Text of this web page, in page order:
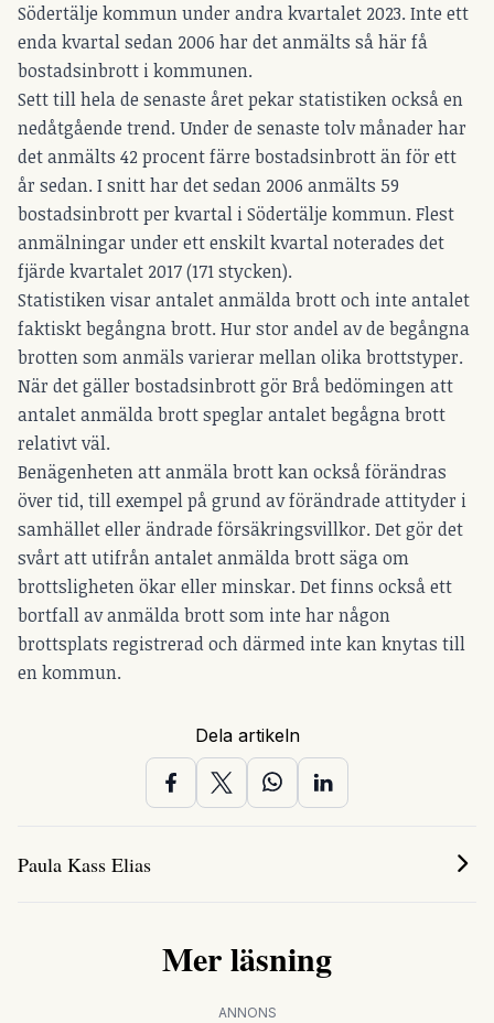
Södertälje kommun under andra kvartalet 2023. Inte ett
enda kvartal sedan 2006 har det anmälts så här få
bostadsinbrott i kommunen.
Sett till hela de senaste året pekar statistiken också en
nedåtgående trend. Under de senaste tolv månader har
det anmälts 42 procent färre bostadsinbrott än för ett
år sedan. I snitt har det sedan 2006 anmälts 59
bostadsinbrott per kvartal i Södertälje kommun. Flest
anmälningar under ett enskilt kvartal noterades det
fjärde kvartalet 2017 (171 stycken).
Statistiken visar antalet anmälda brott och inte antalet
faktiskt begångna brott. Hur stor andel av de begångna
brotten som anmäls varierar mellan olika brottstyper.
När det gäller bostadsinbrott gör Brå bedömingen att
antalet anmälda brott speglar antalet begågna brott
relativt väl.
Benägenheten att anmäla brott kan också förändras
över tid, till exempel på grund av förändrade attityder i
samhället eller ändrade försäkringsvillkor. Det gör det
svårt att utifrån antalet anmälda brott säga om
brottsligheten ökar eller minskar. Det finns också ett
bortfall av anmälda brott som inte har någon
brottsplats registrerad och därmed inte kan knytas till
en kommun.
Dela artikeln
Paula Kass Elias
Mer läsning
ANNONS